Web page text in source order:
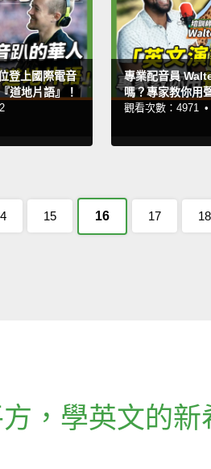
登上國際電音
道地片語』！
專業配音員
嗎？專家教你用
觀看次數：4971 •
15 16 17 18
， 學英文的新